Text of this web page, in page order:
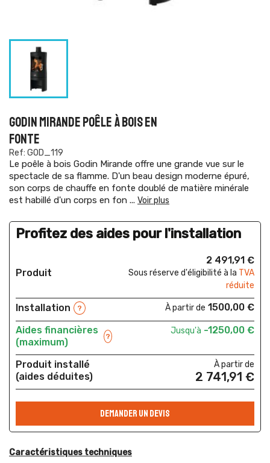
GODIN MIRANDE POÊLE À BOIS EN
FONTE
Ref: GOD_119
Le poêle à bois Godin Mirande offre une grande vue sur le
spectacle de sa flamme. D'un beau design moderne épuré,
son corps de chauffe en fonte doublé de matière minérale
est habillé d'un corps en fon ... Voir plus
Profitez des aides pour l'installation
Produit
2 491,91 €
Sous réserve d'éligibilité à la TVA
réduite
Installation ? À partir de 1500,00 €
Aides financières
(maximum)
?
Jusqu'à -1250,00 €
Produit installé
(aides déduites)
À partir de
2 741,91 €
DEMANDER UN DEVIS
Caractéristiques techniques